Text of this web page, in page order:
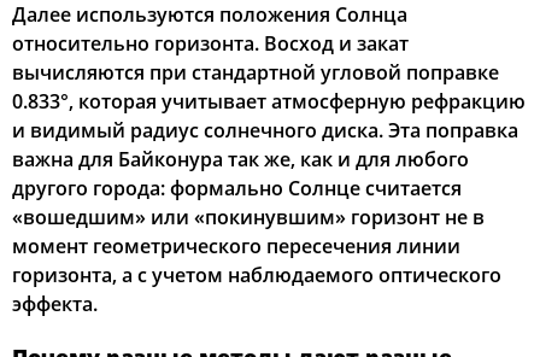
25, Вт 04:23 05:59 12:49 16:37 19:38
26, Ср 04:24 06:00 12:49 16:36 19:36 21:05
27, Чт 04:26 06:01 12:48 16:35 19:34 21:03
28, Пт 04:27 06:03 12:48 16:34 19:33
29, Сб 04:29 06:04 12:48 16:33 19:31
30, Вс
31, Пн 04:32 06:06 12:47 16:30 19:27
Далее используются положения Солнца
относительно горизонта. Восход и закат
вычисляются при стандартной угловой поправке
0.833°, которая учитывает атмосферную рефракцию
и видимый радиус солнечного диска. Эта поправка
важна для Байконура так же, как и для любого
другого города: формально Солнце считается
«вошедшим» или «покинувшим» горизонт не в
момент геометрического пересечения линии
горизонта, а с учетом наблюдаемого оптического
эффекта.